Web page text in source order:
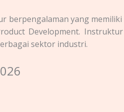
berpengalaman yang
Development.
sektor industri.